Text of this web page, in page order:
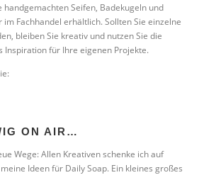
handgemachten Seifen, Badekugeln und
im Fachhandel erhältlich. Sollten Sie einzelne
bleiben Sie kreativ und nutzen Sie die
Inspiration für Ihre eigenen Projekte.
ON AIR…
Wege: Allen Kreativen schenke ich auf
Ideen für Daily Soap. Ein kleines großes